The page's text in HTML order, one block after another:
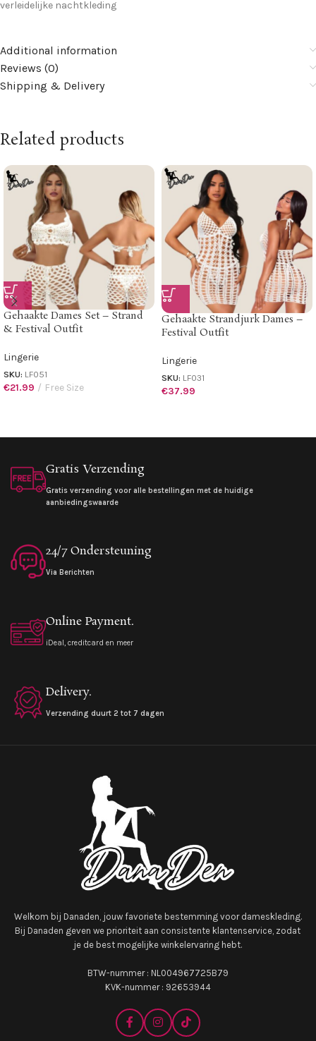
verleidelijke nachtkleding
Additional information
Reviews (0)
Shipping & Delivery
Related products
Gehaakte Dames Set – Strand
& Festival Outfit
Lingerie
SKU: LF051
€21.99 Free Size
Gehaakte Strandjurk Dames –
Festival Outfit
Lingerie
SKU: LF031
€37.99
Gratis Verzending
Gratis verzending voor alle bestellingen met de huidige
aanbiedingswaarde
24/7 Ondersteuning
Via Berichten
Online Payment.
iDeal, creditcard en meer
Delivery.
Verzending duurt 2 tot 7 dagen
Welkom bij Danaden, jouw favoriete bestemming voor dameskleding.
Bij Danaden geven we prioriteit aan consistente klantenservice, zodat
je de best mogelijke winkelervaring hebt.
BTW-nummer : NL004967725B79
KVK-nummer : 92653944